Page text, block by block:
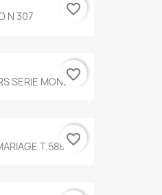
N 307 favorite_border
SERIE MONET...
favorite_border
T.588 favorite_border